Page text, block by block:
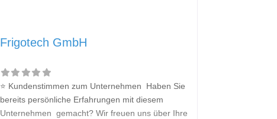
Frigotech GmbH
⭐ Kundenstimmen zum Unternehmen Haben Sie
bereits persönliche Erfahrungen mit diesem
Unternehmen gemacht? Wir freuen uns über Ihre